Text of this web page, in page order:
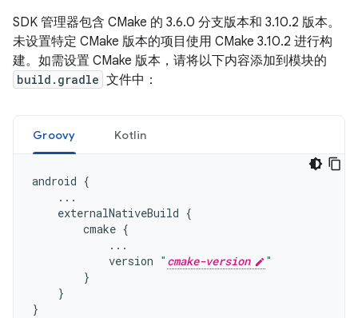
SDK 管理器包含 CMake 的 3.6.0 分支版本和 3.10.2 版本。
未设置特定 CMake 版本的项目使用 CMake 3.10.2 进行构
建。如需设置 CMake 版本，请将以下内容添加到模块的
build.gradle 文件中：
Groovy Kotlin
android {
...
externalNativeBuild {
cmake {
...
version " cmake-version
"
}
}
}